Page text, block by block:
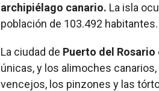
archipiélago canario. La isla
población de 103.492 habitantes.
La ciudad de Puerto del Rosario
únicas, y los alimoches
vencejos, los pinzones y las